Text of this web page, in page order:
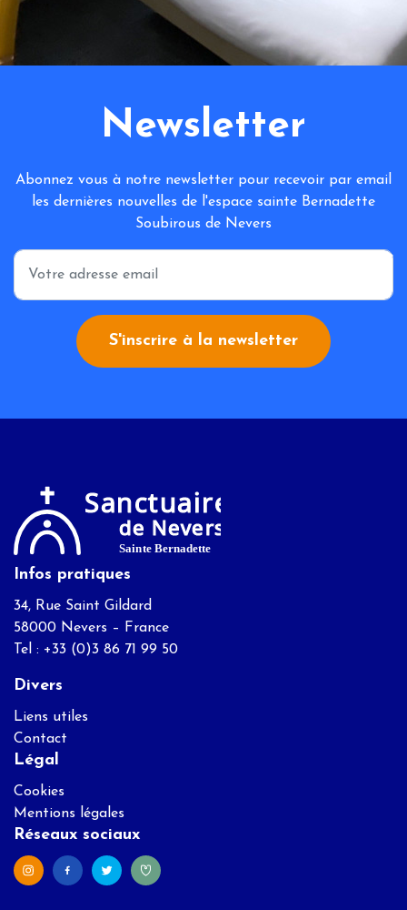
Newsletter
Abonnez vous à notre newsletter pour recevoir par email
les dernières nouvelles de l'espace sainte Bernadette
Soubirous de Nevers
*
S'inscrire à la newsletter
Infos pratiques
34, Rue Saint Gildard
58000 Nevers – France
Tel : +33 (0)3 86 71 99 50
Divers
Liens utiles
Contact
Légal
Cookies
Mentions légales
Réseaux sociaux